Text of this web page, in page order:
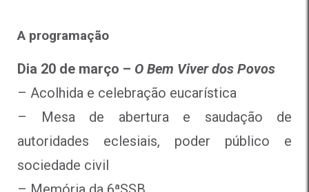
A programação
Dia 20 de março – O Bem Viver dos Povos
– Acolhida e celebração eucarística
– Mesa de abertura e saudação de
autoridades eclesiais, poder público e
sociedade civil